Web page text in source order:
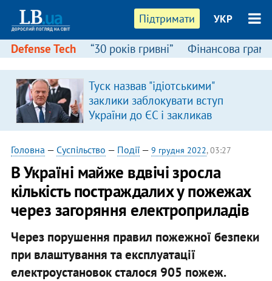
Підтримати УКР
Defense Tech “30 років гривні” Фінансова
Туск назвав "ідіотськими"
заклики заблокувати вступ
України до ЄС і закликав
припинити антиукраїнську
риторику
Головна — Суспільство — Події— 9 грудня 2022, 03:27
В Україні майже вдвічі зросла
кількість постраждалих у пожежах
через загоряння електроприладів
Через порушення правил пожежної безпеки
при влаштування та експлуатації
електроустановок сталося 905 пожеж.